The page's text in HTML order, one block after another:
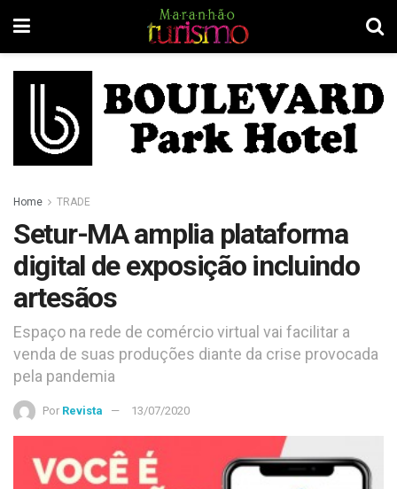
Home TRADE
Setur-MA amplia plataforma
digital de exposição incluindo
artesãos
Espaço na rede de comércio virtual vai facilitar a
venda de suas produções diante da crise provocada
pela pandemia
Por Revista 13/07/2020